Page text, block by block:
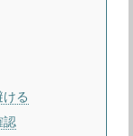
る
認